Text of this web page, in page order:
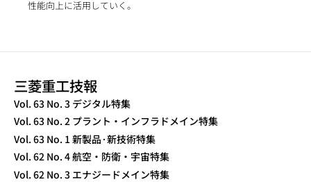
性能向上に活用していく。
三菱重工技報
TECHNICAL REVIEW
Vol. 63 No. 3 デジタル特集
Vol. 63 No. 2 プラント・インフラドメイン特集
Vol. 63 No. 1 新製品·新技術特集
Vol. 62 No. 4 航空・防衛・宇宙特集
Vol. 62 No. 3 エナジードメイン特集